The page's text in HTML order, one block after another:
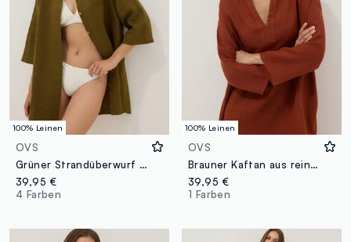
100% Leinen
OVS
Grüner Strandüberwurf aus reinem Leinen
39,95 €
4 Farben
100% Leinen
OVS
Brauner Kaftan aus reinem Leinen
39,95 €
1 Farben